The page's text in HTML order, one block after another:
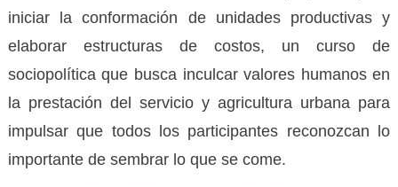
iniciar la conformación de unidades productivas y
elaborar estructuras de costos, un curso de
sociopolítica que busca inculcar valores humanos en
la prestación del servicio y agricultura urbana para
impulsar que todos los participantes reconozcan lo
importante de sembrar lo que se come.